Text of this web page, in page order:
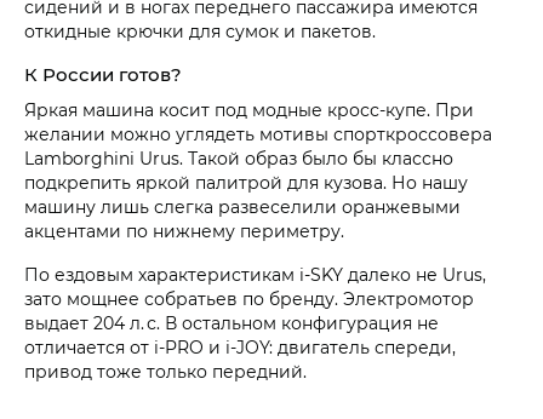
сидений и в ногах переднего пассажира имеются
откидные крючки для сумок и пакетов.
К России готов?
Яркая машина косит под модные кросс-купе. При
желании можно углядеть мотивы спорткроссовера
Lamborghini Urus. Такой образ было бы классно
подкрепить яркой палитрой для кузова. Но нашу
машину лишь слегка развеселили оранжевыми
акцентами по нижнему периметру.
По ездовым характеристикам i‑SKY далеко не Urus,
зато мощнее собратьев по бренду. Электромотор
выдает 204 л. с. В остальном конфигурация не
отличается от i‑PRO и i‑JOY: двигатель спереди,
привод тоже только передний.